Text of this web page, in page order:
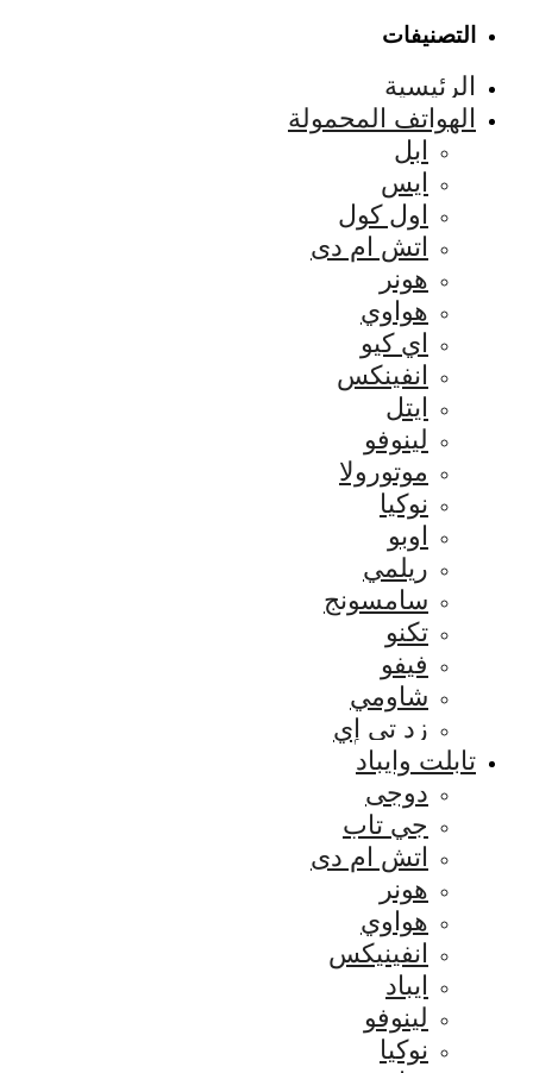
التصنيفات
الرئيسية
الهواتف المحمولة
ابل
ايس
اول كول
اتش ام دى
هونر
هواوي
اي كيو
انفينكس
ايتل
لينوفو
موتورولا
نوكيا
اوبو
ريلمي
سامسونج
تكنو
فيفو
شاومي
زد تي إي
تابلت وايباد
دوجى
جي تاب
اتش ام دى
هونر
هواوي
انفينيكس
ايباد
لينوفو
نوكيا